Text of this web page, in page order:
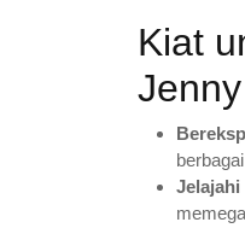
Kiat
Jenny
Jelajahi